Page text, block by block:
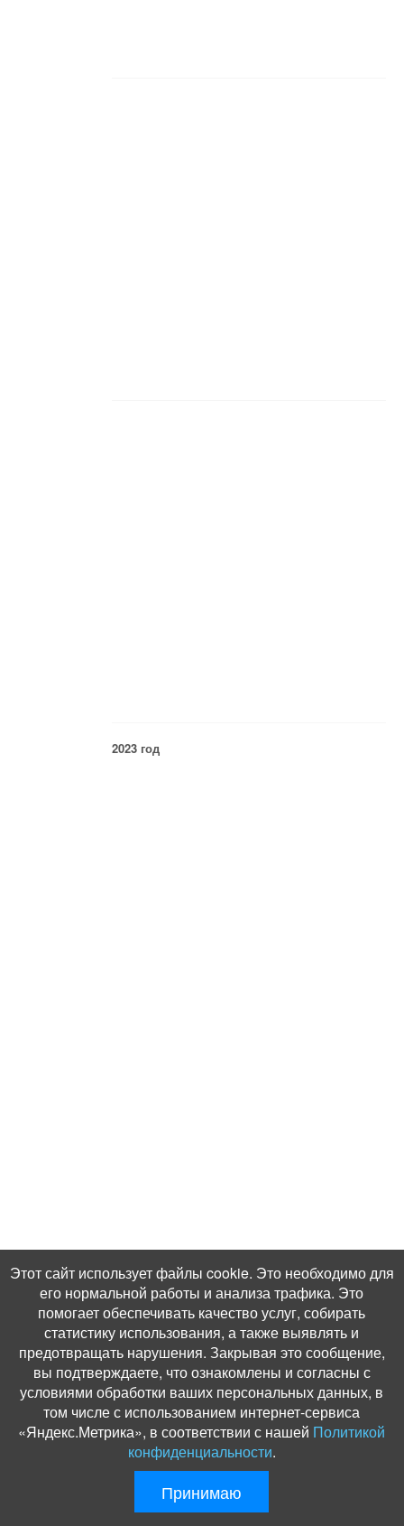
2023 год
Этот сайт использует файлы cookie. Это необходимо для
его нормальной работы и анализа трафика. Это
помогает обеспечивать качество услуг, собирать
статистику использования, а также выявлять и
предотвращать нарушения. Закрывая это сообщение,
вы подтверждаете, что ознакомлены и согласны с
условиями обработки ваших персональных данных, в
том числе с использованием интернет-сервиса
«Яндекс.Метрика», в соответствии с нашей Политикой
конфиденциальности.
Принимаю